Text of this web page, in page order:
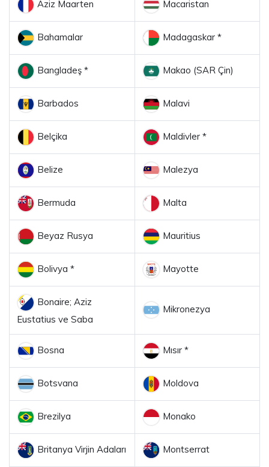
Aziz Maarten Macaristan
Bahamalar Madagaskar *
Bangladeş * Makao (SAR Çin)
Barbados Malavi
Belçika Maldivler *
Belize Malezya
Bermuda Malta
Beyaz Rusya Mauritius
Bolivya * Mayotte
Bonaire; Aziz
Eustatius ve Saba
Mikronezya
Bosna Mısır *
Botsvana Moldova
Brezilya Monako
Britanya Virjin Adaları Montserrat